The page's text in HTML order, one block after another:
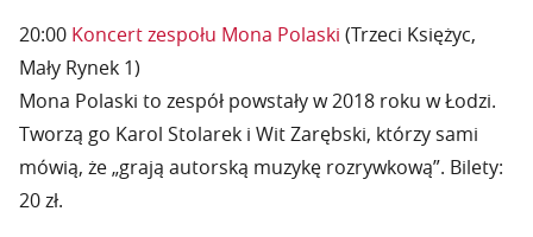
20:00 Koncert zespołu Mona Polaski (Trzeci Księżyc,
Mały Rynek 1)
Mona Polaski to zespół powstały w 2018 roku w Łodzi.
Tworzą go Karol Stolarek i Wit Zarębski, którzy sami
mówią, że „grają autorską muzykę rozrywkową”. Bilety:
20 zł.